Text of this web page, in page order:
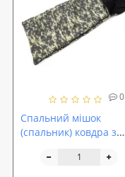
0
Спальний мішок
(спальник) ковдра з
Осінь-Весна OSPORT